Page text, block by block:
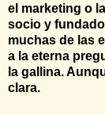
el marketing o
socio y
muchas de las
a la eterna
la gallina.
clara.